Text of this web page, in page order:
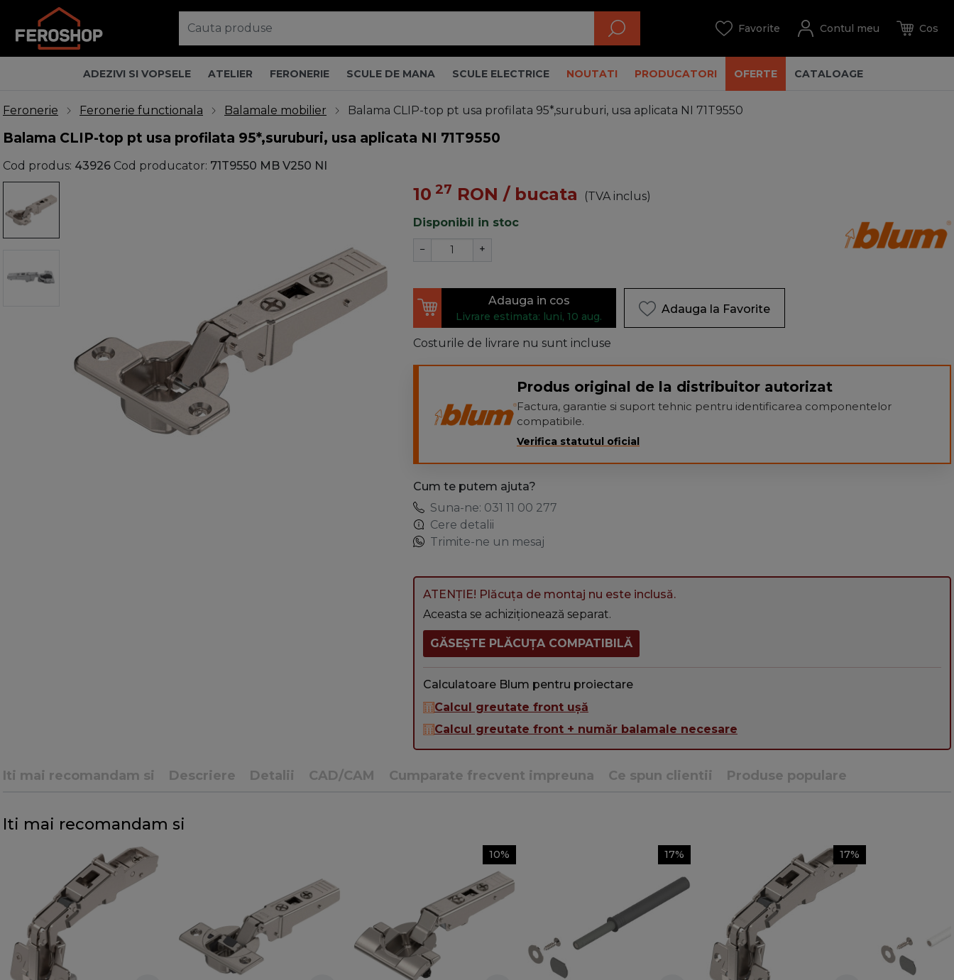
ADEZIVI SI VOPSELE ATELIER FERONERIE SCULE DE MANA SCULE ELECTRICE NOUTATI PRODUCATORI OFERTE CATALOAGE
Feronerie Feronerie functionala Balamale mobilier Balama CLIP-top pt usa profilata 95*,suruburi, usa aplicata NI 71T9550
Balama CLIP-top pt usa profilata 95*,suruburi, usa aplicata NI 71T9550
Cod produs: 43926 Cod producator: 71T9550 MB V250 NI
10 27 RON / bucata
(TVA inclus)
Disponibil in stoc
− +
Adauga in cos
Livrare estimata: luni, 10 aug.
Adauga la Favorite
Costurile de livrare nu sunt incluse
Produs original de la distribuitor autorizat
Factura, garantie si suport tehnic pentru identificarea componentelor
compatibile.
Verifica statutul oficial
Cum te putem ajuta?
Suna-ne: 031 11 00 277
Cere detalii
Trimite-ne un mesaj
ATENȚIE! Plăcuța de montaj nu este inclusă.
Aceasta se achiziționează separat.
GĂSEȘTE PLĂCUȚA COMPATIBILĂ
Calculatoare Blum pentru proiectare
Calcul greutate front ușă
Calcul greutate front + număr balamale necesare
Iti mai recomandam si Descriere Detalii CAD/CAM Cumparate frecvent impreuna Ce spun clientii Produse populare
Iti mai recomandam si
10% 17% 17%